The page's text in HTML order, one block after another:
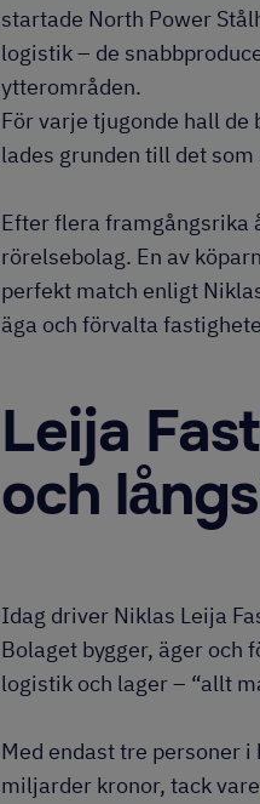
startade North Power
logistik – de
ytterområden.
För varje tjugonde hall de
lades grunden till det
Efter flera framgångsrika
rörelsebolag. En av
perfekt match enligt
äga och förvalta
Leija
och
Idag driver Niklas Leija
Bolaget bygger, äger
logistik och lager – “allt
Med endast tre personer
miljarder kronor, tack